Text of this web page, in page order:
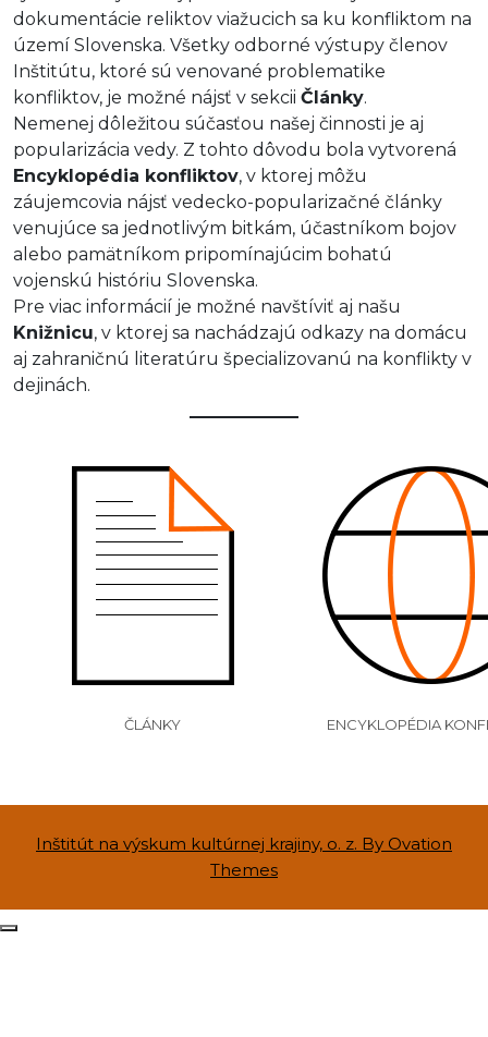
dokumentácie reliktov viažucich sa ku konfliktom na
území Slovenska. Všetky odborné výstupy členov
Inštitútu, ktoré sú venované problematike
konfliktov, je možné nájsť v sekcii Články.
Nemenej dôležitou súčasťou našej činnosti je aj
popularizácia vedy. Z tohto dôvodu bola vytvorená
Encyklopédia konfliktov, v ktorej môžu
záujemcovia nájsť vedecko-popularizačné články
venujúce sa jednotlivým bitkám, účastníkom bojov
alebo pamätníkom pripomínajúcim bohatú
vojenskú históriu Slovenska.
Pre viac informácií je možné navštíviť aj našu
Knižnicu, v ktorej sa nachádzajú odkazy na domácu
aj zahraničnú literatúru špecializovanú na konflikty v
dejinách.
ČLÁNKY ENCYKLOPÉDIA
Inštitút na výskum kultúrnej krajiny, o. z. By Ovation
Themes